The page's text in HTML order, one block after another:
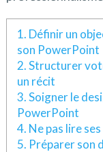
1. Définir un
son PowerPoint
2. Structurer
un récit
3. Soigner le
PowerPoint
4. Ne pas lire
5. Préparer son